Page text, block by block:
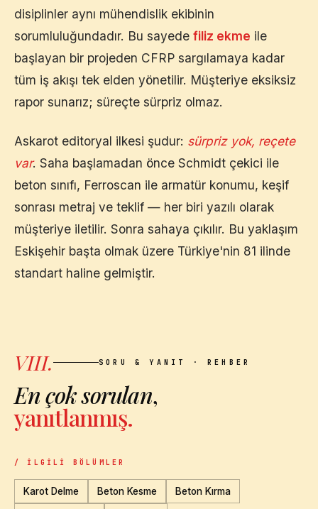
disiplinler aynı mühendislik ekibinin
sorumluluğundadır. Bu sayede filiz ekme ile
başlayan bir projeden CFRP sargılamaya kadar
tüm iş akışı tek elden yönetilir. Müşteriye eksiksiz
rapor sunarız; süreçte sürpriz olmaz.
Askarot editoryal ilkesi şudur: sürpriz yok, reçete
var. Saha başlamadan önce Schmidt çekici ile
beton sınıfı, Ferroscan ile armatür konumu, keşif
sonrası metraj ve teklif — her biri yazılı olarak
müşteriye iletilir. Sonra sahaya çıkılır. Bu yaklaşım
Eskişehir başta olmak üzere Türkiye'nin 81 ilinde
standart haline gelmiştir.
VIII. SORU & YANIT · REHBER
En çok sorulan,
yanıtlanmış.
/ İLGILI BÖLÜMLER
Karot Delme Beton Kesme Beton Kırma